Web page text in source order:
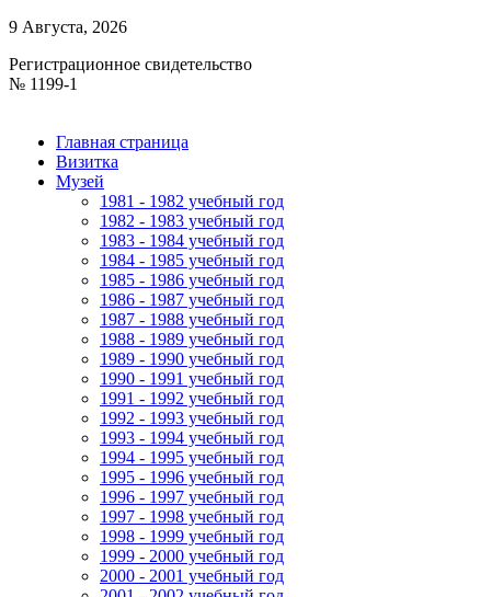
9 Августа, 2026
Регистрационное свидетельство
№ 1199-1
Главная страница
Визитка
Музей
1981 - 1982 учебный год
1982 - 1983 учебный год
1983 - 1984 учебный год
1984 - 1985 учебный год
1985 - 1986 учебный год
1986 - 1987 учебный год
1987 - 1988 учебный год
1988 - 1989 учебный год
1989 - 1990 учебный год
1990 - 1991 учебный год
1991 - 1992 учебный год
1992 - 1993 учебный год
1993 - 1994 учебный год
1994 - 1995 учебный год
1995 - 1996 учебный год
1996 - 1997 учебный год
1997 - 1998 учебный год
1998 - 1999 учебный год
1999 - 2000 учебный год
2000 - 2001 учебный год